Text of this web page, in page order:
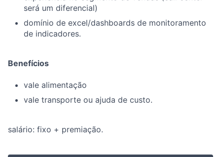
será um diferencial)
domínio de excel/dashboards de monitoramento
de indicadores.
Benefícios
vale alimentação
vale transporte ou ajuda de custo.
salário: fixo + premiação.